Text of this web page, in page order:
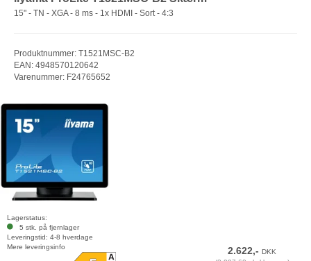
15" - TN - XGA - 8 ms - 1x HDMI - Sort - 4:3
Produktnummer: T1521MSC-B2
EAN: 4948570120642
Varenummer: F24765652
Lagerstatus:
5 stk. på fjernlager
Leveringstid: 4-8 hverdage
Mere leveringsinfo
2.622,-DKK